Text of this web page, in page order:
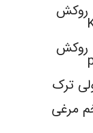
روکش
روکش
ترک
مرغی